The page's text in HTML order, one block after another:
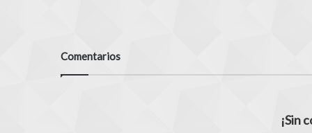
Comentarios
¡Sin